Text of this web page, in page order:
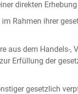
direkten
Rahmen ihrer
aus dem Handels-,
Erfüllung der
gesetzlich